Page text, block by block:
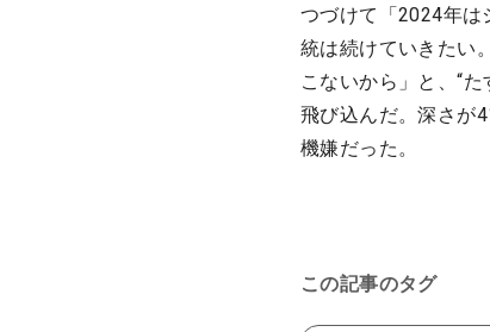
つづけて「2024年は
統は続けていきたい
こないから」と、“
飛び込んだ。深さが
機嫌だった。
この記事のタグ